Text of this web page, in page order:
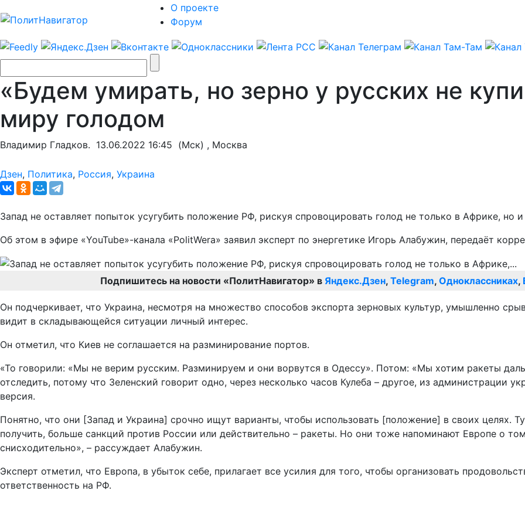
О проекте
Форум
«Будем умирать, но зерно у русских не
миру голодом
Владимир Гладков. 13.06.2022 16:45 (Мск) , Москва
Дзен, Политика, Россия, Украина
Запад не оставляет попыток усугубить положение РФ, рискуя спровоцировать голод не только в Африке, но
Об этом в эфире «YouTube»-канала «PolitWera» заявил эксперт по энергетике Игорь Алабужин, передаёт
Подпишитесь на новости «ПолитНавигатор» в Яндекс.Дзен, Telegram, Одноклассниках,
Он подчеркивает, что Украина, несмотря на множество способов экспорта зерновых культур, умышленно
видит в складывающейся ситуации личный интерес.
Он отметил, что Киев не соглашается на разминирование портов.
«То говорили: «Мы не верим русским. Разминируем и они ворвутся в Одессу». Потом: «Мы хотим ракеты
отследить, потому что Зеленский говорит одно, через несколько часов Кулеба – другое, из администрации
версия.
Понятно, что они [Запад и Украина] срочно ищут варианты, чтобы использовать [положение] в своих целях.
получить, больше санкций против России или действительно – ракеты. Но они тоже напоминают Европе о
снисходительно», – рассуждает Алабужин.
Эксперт отметил, что Европа, в убыток себе, прилагает все усилия для того, чтобы организовать
ответственность на РФ.